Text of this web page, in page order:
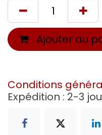
Ajouter au
Conditions
Expédition : 2-3